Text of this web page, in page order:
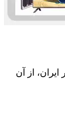
از آن